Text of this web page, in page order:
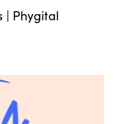
| Phygital